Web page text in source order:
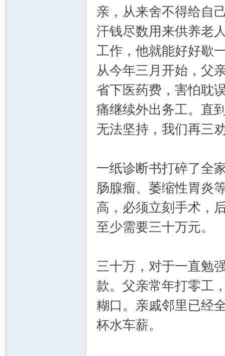
亲，从来舍不得给自
汗钱尽数用来供养老
工作，他就能好好歇
从今年三月开始，父
省下医药费，害怕耽
痛继续外出务工。直
无法坚持，我们再三
一纸诊断书打碎了全
肠腺瘤、萎缩性胃炎
高，必须立刻手术，
至少需要三十万元。
三十万，对于一直勉
款。父亲常年打零工
糊口。亲戚邻里已经
杯水车薪。